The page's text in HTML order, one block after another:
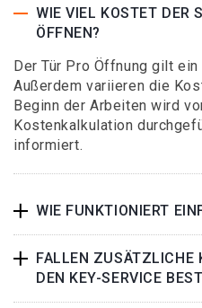
WIE VIEL KOSTET DER
ÖFFNEN?
Der Tür Pro Öffnung gilt
Außerdem variieren die
Beginn der Arbeiten wird
Kostenkalkulation
informiert.
WIE FUNKTIONIERT
FALLEN ZUSÄTZLICHE
DEN KEY-SERVICE